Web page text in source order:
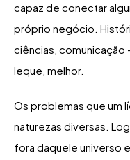
capaz de conectar
próprio negócio.
ciências, comunicação
leque, melhor.
Os problemas que um
naturezas diversas.
fora daquele universo